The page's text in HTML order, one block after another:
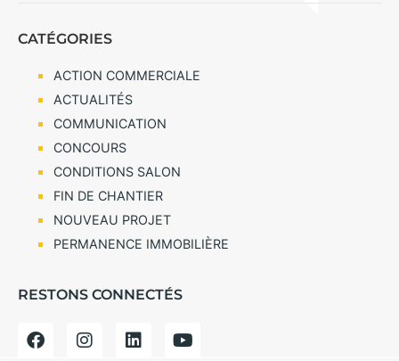
CATÉGORIES
ACTION COMMERCIALE
ACTUALITÉS
COMMUNICATION
CONCOURS
CONDITIONS SALON
FIN DE CHANTIER
NOUVEAU PROJET
PERMANENCE IMMOBILIÈRE
RESTONS CONNECTÉS